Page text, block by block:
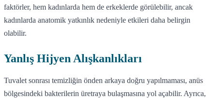
faktörler, hem kadınlarda hem de erkeklerde görülebilir, ancak
kadınlarda anatomik yatkınlık nedeniyle etkileri daha belirgin
olabilir.
Yanlış Hijyen Alışkanlıkları
Tuvalet sonrası temizliğin önden arkaya doğru yapılmaması, anüs
bölgesindeki bakterilerin üretraya bulaşmasına yol açabilir. Ayrıca,